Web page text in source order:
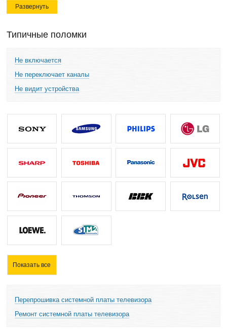
Развернуть
Типичные поломки
Не включается
Не переключает каналы
Не видит устройства
Показать все
Перепрошивка системной платы телевизора
Ремонт системной платы телевизора